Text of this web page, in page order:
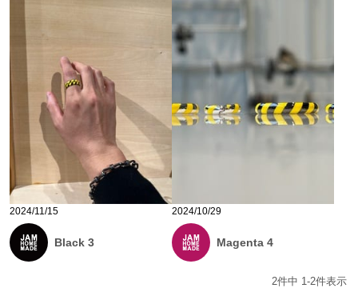
2024/11/15
Black 3
2024/10/29
Magenta 4
2件中 1-2件表示